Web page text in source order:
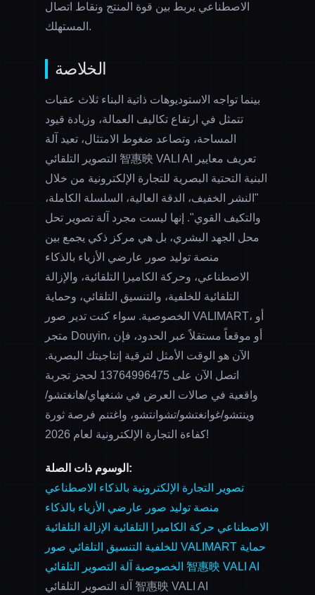
الاصطناعي يربط بين قوة المنتج ونقاط اتصال
المستهلك.
الخلاصة
بينما تواجه الاستوديوهات ذاتية البناء ثلاث عقبات
تتمثل في ارتفاع تكاليف العمالة، وزيادة قيود
المساحة، وتصاعد ضغوط الامتثال، تعيد آلة
التصوير التلقائي 智惠映 VALI AI تعريف معايير
البنية التحتية البصرية للتجارة الإلكترونية من خلال
"النشر الخفيف، الدقة العالية، السلسلة الكاملة،
والتكيف القوي". إنها ليست مجرد آلة تصوير تحل
محل الجهد البشري، بل هي مركز ذكي يجمع بين
منصة توليد صور عارضي الأزياء بالذكاء
الاصطناعي، وحركة الكاميرا التلقائية، والإزالة
التلقائية للخلفية، والتنسيق التلقائي، وحماية
الخصوصية. سواء كنت تدير صور VALIMART، أو
متجر Douyin، أو موقعاً مستقلاً عبر الحدود، فإن
الآن هو الوقت الأمثل لترقية إنتاجيتك البصرية.
اتصل الآن على 13764996475 لحجز تجربة
واقعية في صالات العرض في شنغهاي/هانغتشو/
وينتشو/غوانغتشو/تشوانتشو، واغتنم فرصة ثورة
كفاءة التجارة الإلكترونية لعام 2026!
الوسوم ذات الصلة:
تصوير التجارة الإلكترونية بالذكاء الاصطناعي
منصة توليد صور عارضي الأزياء بالذكاء
الاصطناعي حركة الكاميرا التلقائية الإزالة التلقائية
للخلفية التنسيق التلقائي صور VALIMART حماية
الخصوصية آلة التصوير التلقائي 智惠映 VALI AI
آلة التصوير التلقائي 智惠映 VALI AI